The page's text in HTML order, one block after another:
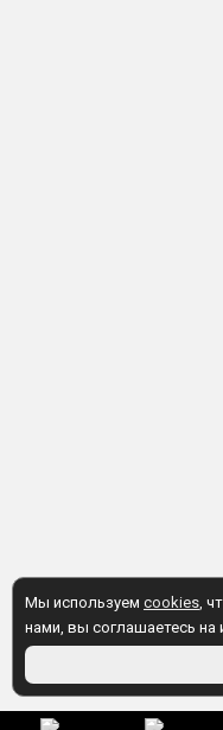
Мы используем cookies,
нами, вы соглашаетесь на